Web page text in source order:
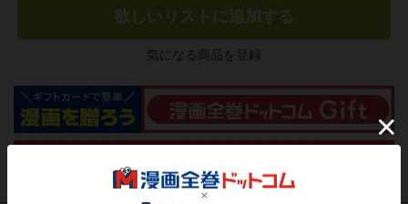
欲しいリストに追加する
気になる商品を登録